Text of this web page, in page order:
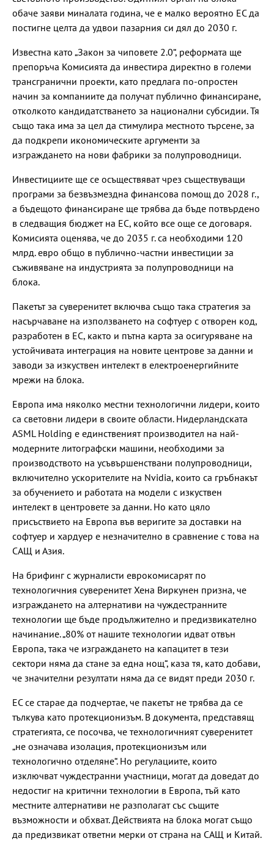
обаче заяви миналата година, че е малко вероятно ЕС да
постигне целта да удвои пазарния си дял до 2030 г.
Известна като „Закон за чиповете 2.0“, реформата ще
препоръча Комисията да инвестира директно в големи
трансгранични проекти, като предлага по-опростен
начин за компаниите да получат публично финансиране,
отколкото кандидатстването за национални субсидии. Тя
също така има за цел да стимулира местното търсене, за
да подкрепи икономическите аргументи за
изграждането на нови фабрики за полупроводници.
Инвестициите ще се осъществяват чрез съществуващи
програми за безвъзмездна финансова помощ до 2028 г.,
а бъдещото финансиране ще трябва да бъде потвърдено
в следващия бюджет на ЕС, който все още се договаря.
Комисията оценява, че до 2035 г. са необходими 120
млрд. евро общо в публично-частни инвестиции за
съживяване на индустрията за полупроводници на
блока.
Пакетът за суверенитет включва също така стратегия за
насърчаване на използването на софтуер с отворен код,
разработен в ЕС, както и пътна карта за осигуряване на
устойчивата интеграция на новите центрове за данни и
заводи за изкуствен интелект в електроенергийните
мрежи на блока.
Европа има няколко местни технологични лидери, които
са световни лидери в своите области. Нидерландската
ASML Holding е единственият производител на най-
модерните литографски машини, необходими за
производството на усъвършенствани полупроводници,
включително ускорителите на Nvidia, които са гръбнакът
за обучението и работата на модели с изкуствен
интелект в центровете за данни. Но като цяло
присъствието на Европа във веригите за доставки на
софтуер и хардуер е незначително в сравнение с това на
САЩ и Азия.
На брифинг с журналисти еврокомисарят по
технологичния суверенитет Хена Виркунен призна, че
изграждането на алтернативи на чуждестранните
технологии ще бъде продължително и предизвикателно
начинание. „80% от нашите технологии идват отвън
Европа, така че изграждането на капацитет в тези
сектори няма да стане за една нощ“, каза тя, като добави,
че значителни резултати няма да се видят преди 2030 г.
ЕС се старае да подчертае, че пакетът не трябва да се
тълкува като протекционизъм. В документа, представящ
стратегията, се посочва, че технологичният суверенитет
„не означава изолация, протекционизъм или
технологично отделяне“. Но регулациите, които
изключват чуждестранни участници, могат да доведат до
недостиг на критични технологии в Европа, тъй като
местните алтернативи не разполагат със същите
възможности и обхват. Действията на блока могат също
да предизвикат ответни мерки от страна на САЩ и Китай.